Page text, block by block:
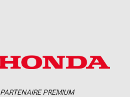
PARTENAIRE PREMIUM